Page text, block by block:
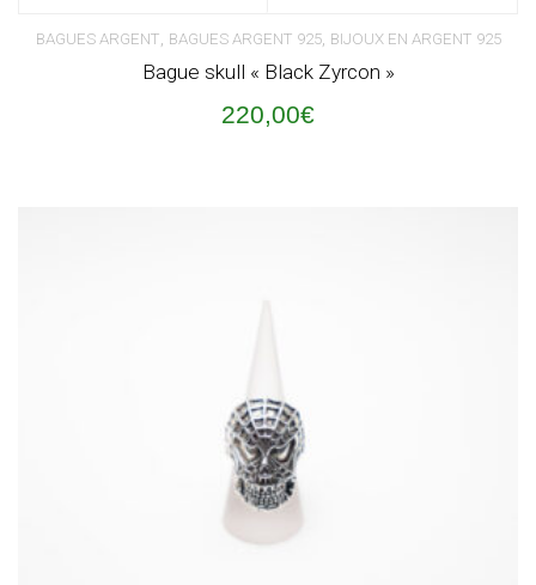
BAGUES ARGENT, BAGUES ARGENT 925, BIJOUX EN ARGENT 925
Bague skull « Black Zyrcon »
220,00€